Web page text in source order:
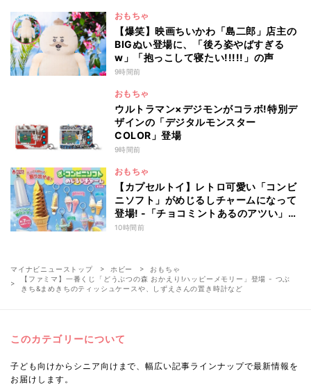
おもちゃ
【爆笑】映画ちいかわ「島二郎」店主の
BIGぬい登場に、「後ろ姿やばすぎる
w」「抱っこして寝たい!!!!!」の声
9時間前
おもちゃ
ウルトラマン×デジモンがコラボ!特別デ
ザインの「デジタルモンスター
COLOR」登場
9時間前
おもちゃ
【カプセルトイ】レトロ可愛い「コンビ
ニソフト」がめじるしチャームになって
登場! -「チョコミントあるのアツい」
「中身出せるのたのしい」と話題
10時間前
マイナビニューストップ ホビー
おもちゃ
【ファミマ】一番くじ「どうぶつの森 おかえり!ハッピーメモリー」登場 - つぶ
きち&まめきちのティッシュケースや、しずえさんの置き時計など
このカテゴリーについて
子ども向けからシニア向けまで、幅広い記事ラインナップで最新情報を
お届けします。